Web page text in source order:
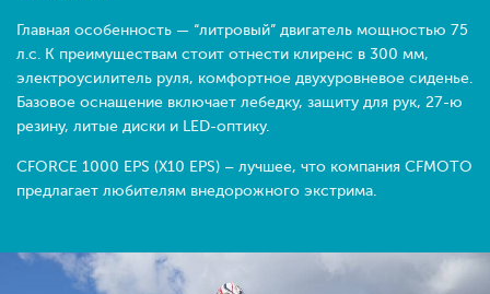
Главная особенность — “литровый” двигатель мощностью 75
л.с. К преимуществам стоит отнести клиренс в 300 мм,
электроусилитель руля, комфортное двухуровневое сиденье.
Базовое оснащение включает лебедку, защиту для рук, 27-ю
резину, литые диски и LED-оптику.
CFORCE 1000 EPS (X10 EPS) – лучшее, что компания CFMOTO
предлагает любителям внедорожного экстрима.